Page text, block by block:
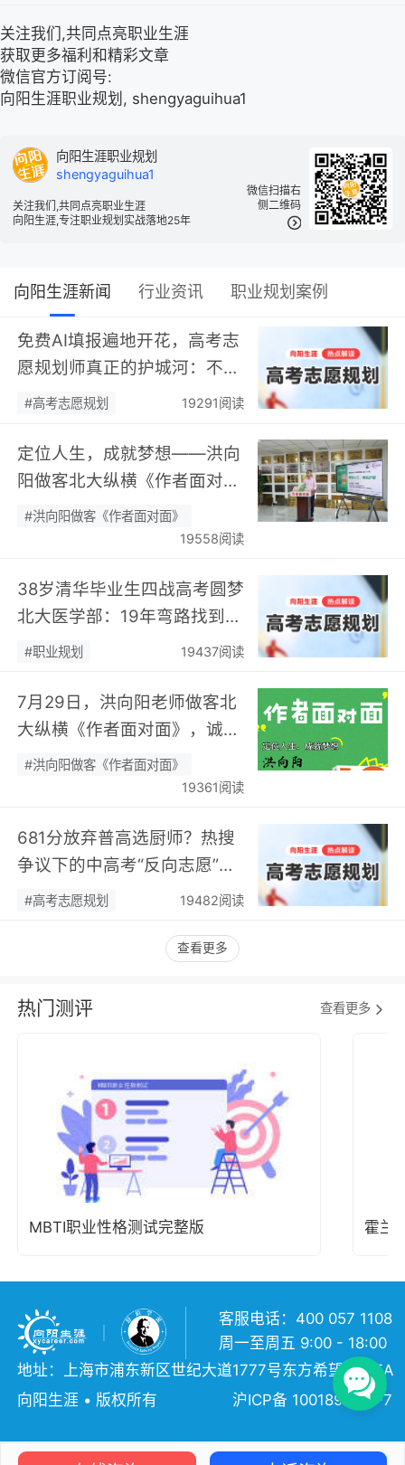
关注我们,共同点亮职业生涯
获取更多福利和精彩文章
微信官方订阅号:
向阳生涯职业规划, shengyaguihua1
微信扫描右
侧二维码
向阳生涯职业规划
shengyaguihua1
关注我们,共同点亮职业生涯
向阳生涯,专注职业规划实战落地25年
向阳生涯新闻 行业资讯 职业规划案例
免费AI填报遍地开花，高考志
愿规划师真正的护城河：不靠
数据，靠“人”…
#高考志愿规划 19291阅读
定位人生，成就梦想——洪向
阳做客北大纵横《作者面对
面》开展职业规划专题分享…
#洪向阳做客《作者面对面》
19558阅读
38岁清华毕业生四战高考圆梦
北大医学部：19年弯路找到终
身热爱，可幸又可惜！…
#职业规划 19437阅读
7月29日，洪向阳老师做客北
大纵横《作者面对面》，诚邀
您现场相聚！…
#洪向阳做客《作者面对面》
19361阅读
681分放弃普高选厨师？热搜
争议下的中高考“反向志愿”
潮，藏着职业规划新逻辑…
#高考志愿规划 19482阅读
查看更多
热门测评 查看更多
MBTI职业性格测试完整版 霍兰
客服电话：400 057 1108
周一至周五 9:00 - 18:00
地址：上海市浦东新区世纪大道1777号东方希望大厦5A
向阳生涯 • 版权所有
沪ICP备 10018957号-7